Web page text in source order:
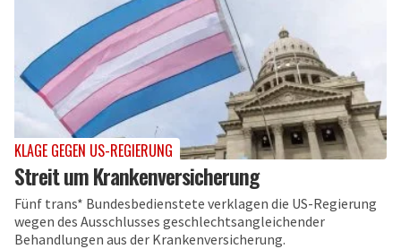
KLAGE GEGEN US-REGIERUNG
Streit um Krankenversicherung
Fünf trans* Bundesbedienstete verklagen die US-Regierung
wegen des Ausschlusses geschlechtsangleichender
Behandlungen aus der Krankenversicherung.